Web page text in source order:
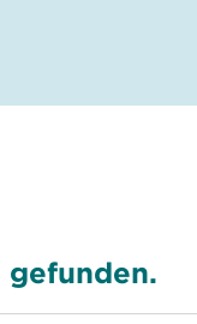
gefunden.